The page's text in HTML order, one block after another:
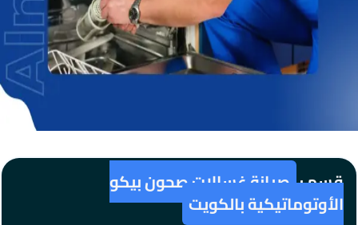
قسم : صيانة غسالات صحون بيكو
الأوتوماتيكية بالكويت